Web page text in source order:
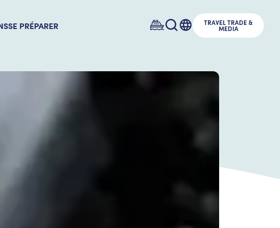
SE PRÉPARER TRAVEL TRADE &
MEDIA